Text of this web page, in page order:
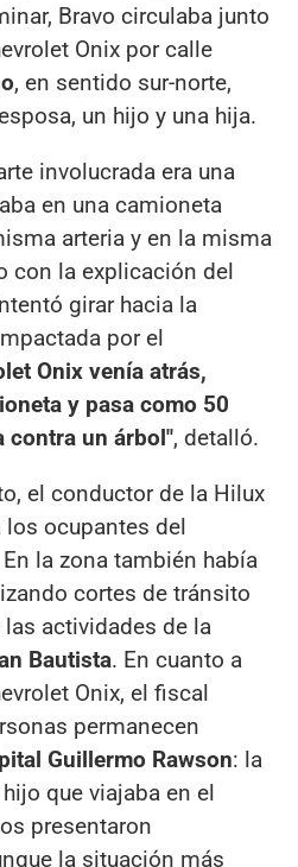
Bravo circulaba junto
Onix por calle
, en sentido sur-norte,
un hijo y una hija.
involucrada era una
en una camioneta
arteria y en la misma
con la explicación del
girar hacia la
por el
Onix venía atrás,
y pasa como 50
contra un árbol", detalló.
el conductor de la Hilux
los ocupantes del
la zona también había
cortes de tránsito
actividades de la
Bautista. En cuanto a
Onix, el fiscal
permanecen
Guillermo Rawson: la
que viajaba en el
presentaron
la situación más